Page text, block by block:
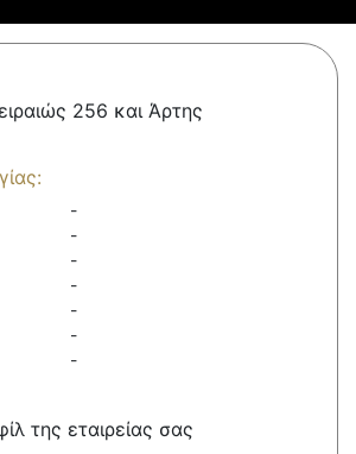
256 και Άρτης
-
-
-
-
-
-
-
της εταιρείας σας